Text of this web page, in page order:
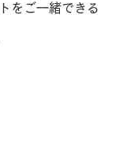
をご一緒できる